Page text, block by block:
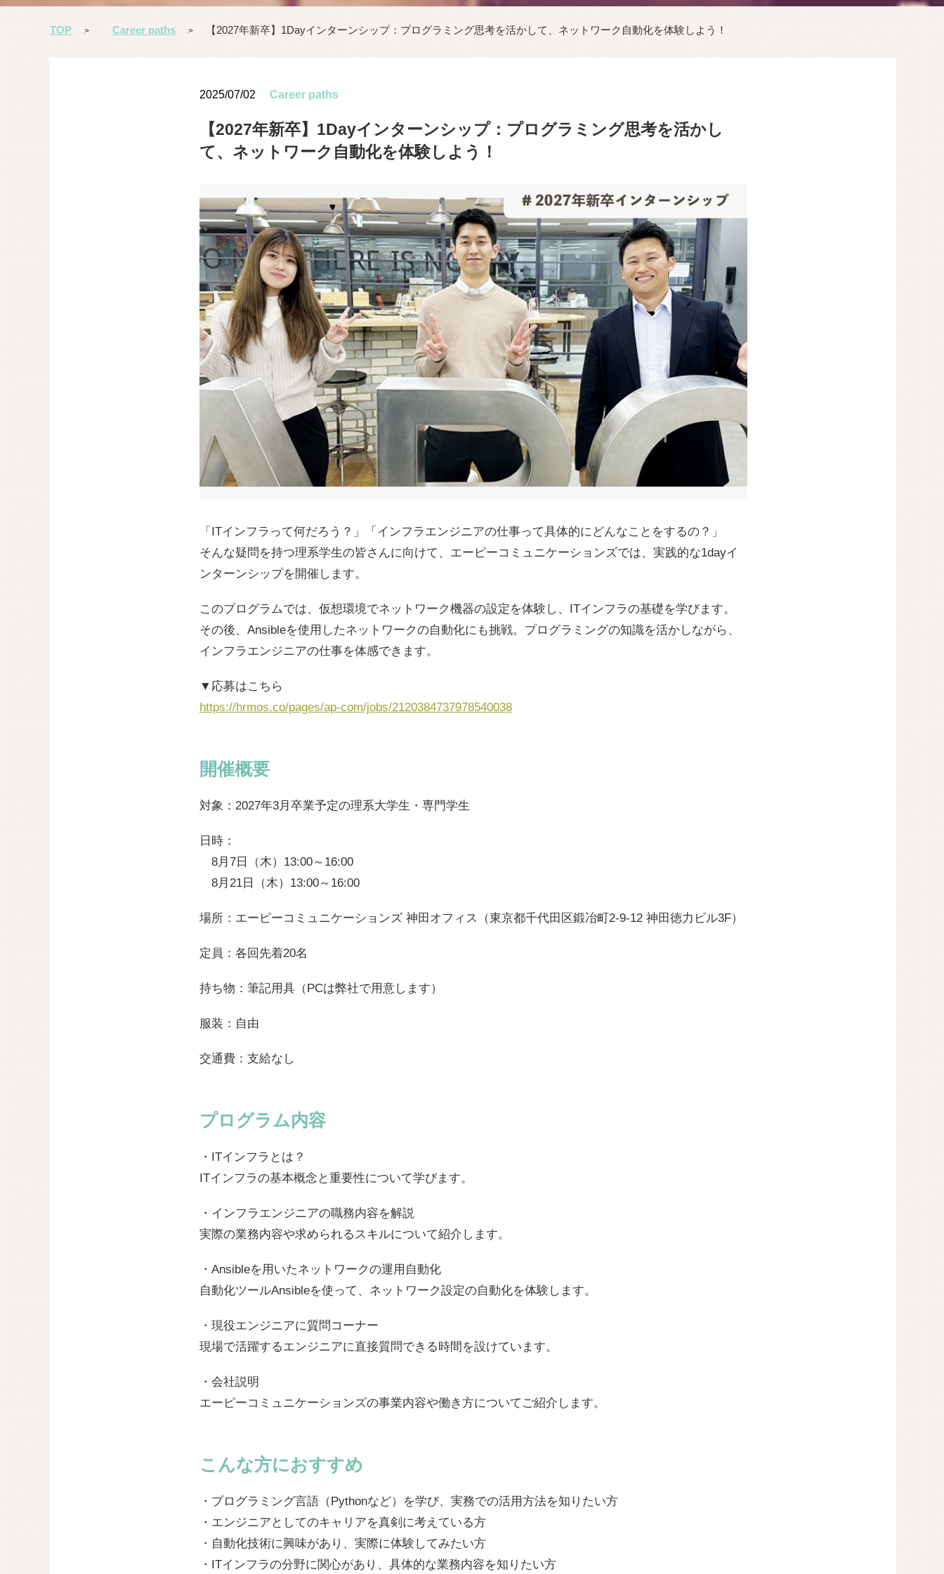
TOP > Career paths > 【2027年新卒】1Dayインターンシップ：プログラミング思考を活かして、ネットワーク自動化を体験しよう！
2025/07/02 Career paths
【2027年新卒】1Dayインターンシップ：プログラミング思考を活かし
て、ネットワーク自動化を体験しよう！
「ITインフラって何だろう？」「インフラエンジニアの仕事って具体的にどんなことをするの？」
そんな疑問を持つ理系学生の皆さんに向けて、エーピーコミュニケーションズでは、実践的な1dayイ
ンターンシップを開催します。
このプログラムでは、仮想環境でネットワーク機器の設定を体験し、ITインフラの基礎を学びます。
その後、Ansibleを使用したネットワークの自動化にも挑戦。プログラミングの知識を活かしながら、
インフラエンジニアの仕事を体感できます。
▼応募はこちら
https://hrmos.co/pages/ap-com/jobs/2120384737978540038
開催概要
対象：2027年3月卒業予定の理系大学生・専門学生
日時：
8月7日（木）13:00～16:00
8月21日（木）13:00～16:00
場所：エーピーコミュニケーションズ 神田オフィス（東京都千代田区鍛冶町2-9-12 神田徳力ビル3F）
定員：各回先着20名
持ち物：筆記用具（PCは弊社で用意します）
服装：自由
交通費：支給なし
プログラム内容
・ITインフラとは？
ITインフラの基本概念と重要性について学びます。
・インフラエンジニアの職務内容を解説
実際の業務内容や求められるスキルについて紹介します。
・Ansibleを用いたネットワークの運用自動化
自動化ツールAnsibleを使って、ネットワーク設定の自動化を体験します。
・現役エンジニアに質問コーナー
現場で活躍するエンジニアに直接質問できる時間を設けています。
・会社説明
エーピーコミュニケーションズの事業内容や働き方についてご紹介します。
こんな方におすすめ
・プログラミング言語（Pythonなど）を学び、実務での活用方法を知りたい方
・エンジニアとしてのキャリアを真剣に考えている方
・自動化技術に興味があり、実際に体験してみたい方
・ITインフラの分野に関心があり、具体的な業務内容を知りたい方